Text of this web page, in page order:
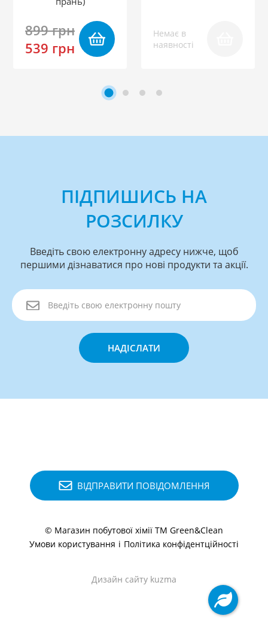
899 грн
539 грн
Немає в
наявності
ПІДПИШИСЬ НА
РОЗСИЛКУ
Введіть свою електронну адресу нижче, щоб
першими дізнаватися про нові продукти та акції.
НАДІСЛАТИ
ВІДПРАВИТИ ПОВІДОМЛЕННЯ
© Магазин побутової хімії ТМ Green&Clean
Умови користування і Політика конфідентційності
Дизайн сайту kuzma